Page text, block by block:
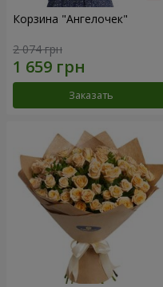
Корзина "Ангелочек"
2 074 грн
Заказать